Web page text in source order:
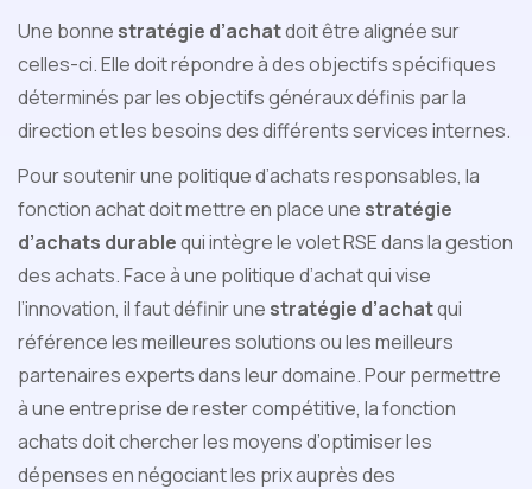
Une bonne stratégie d’achatdoit être alignée sur
celles-ci. Elle doit répondre à des objectifs spécifiques
déterminés par les objectifs généraux définis par la
direction et les besoins des différents services internes.
Pour soutenir une politique d’achats responsables, la
fonction achat doit mettre en place une stratégie
d’achats durablequi intègre le volet RSE dans la gestion
des achats. Face à une politique d’achat qui vise
l’innovation, il faut définir une stratégie d’achatqui
référence les meilleures solutions ou les meilleurs
partenaires experts dans leur domaine. Pour permettre
à une entreprise de rester compétitive, la fonction
achats doit chercher les moyens d’optimiser les
dépenses en négociant les prix auprès des